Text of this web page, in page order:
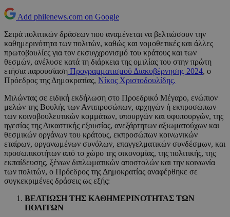
Add philenews.com on Google
Σειρά πολιτικών δράσεων που αναμένεται να βελτιώσουν την
καθημερινότητα των πολιτών, καθώς και νομοθετικές και άλλες
πρωτοβουλίες για τον εκσυγχρονισμό του κράτους και των
θεσμών, ανέλυσε κατά τη διάρκεια της ομιλίας του στην πρώτη
ετήσια παρουσίαση Προγραμματισμού Διακυβέρνησης 2024, ο
Πρόεδρος της Δημοκρατίας, Νίκος Χριστοδουλίδης.
Μιλώντας σε ειδική εκδήλωση στο Προεδρικό Μέγαρο, ενώπιον
μελών της Βουλής των Αντιπροσώπων, αρχηγών ή εκπροσώπων
των κοινοβουλευτικών κομμάτων, υπουργών και υφυπουργών, της
ηγεσίας της Δικαστικής εξουσίας, ανεξάρτητων αξιωματούχων και
θεσμικών οργάνων του κράτους, εκπροσώπων κοινωνικών
εταίρων, οργανωμένων συνόλων, επαγγελματικών συνδέσμων, και
προσωπικοτήτων από το χώρο της οικονομίας, της πολιτικής, της
εκπαίδευσης, ξένων διπλωματικών αποστολών και την κοινωνία
των πολιτών, o Πρόεδρος της Δημοκρατίας αναφέρθηκε σε
συγκεκριμένες δράσεις ως εξής:
ΒΕΛΤΙΩΣΗ ΤΗΣ ΚΑΘΗΜΕΡΙΝΟΤΗΤΑΣ ΤΩΝ
ΠΟΛΙΤΩΝ